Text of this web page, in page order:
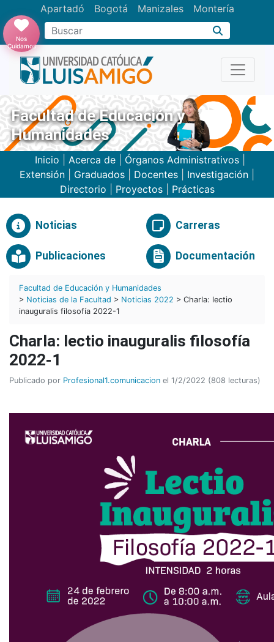
Apartadó Bogotá Manizales Montería
Buscar
Nos
Cuidamos
Facultad de Educación y
Humanidades
Inicio Acerca de Órganos Administrativos
Extensión
Graduados Docentes Investigación
Directorio
Proyectos| Prácticas
Noticias Carreras
Publicaciones Documentación
Facultad de Educación y Humanidades
> Noticias de la Facultad > Noticias 2022 > Charla: lectio
inauguralis filosofía 2022-1
Charla: lectio inauguralis filosofía
2022-1
Publicado por Profesional1.comunicacion el 1/2/2022 (808 lecturas)